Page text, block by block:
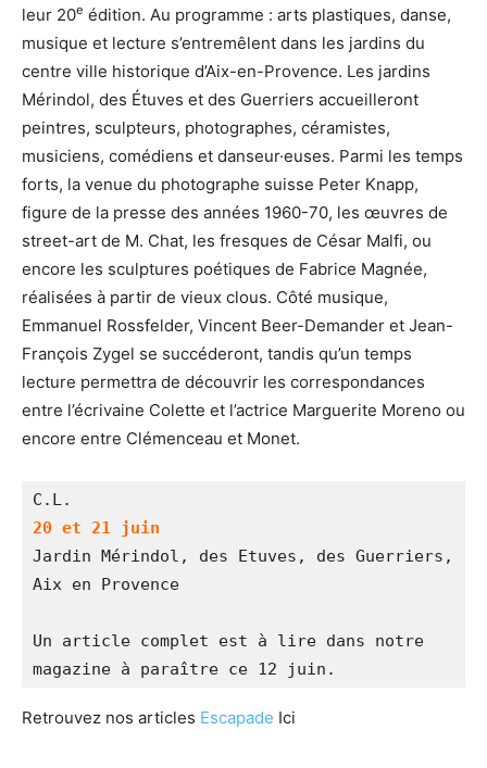
leur 20e édition. Au programme : arts plastiques, danse,
musique et lecture s’entremêlent dans les jardins du
centre ville historique d’Aix-en-Provence. Les jardins
Mérindol, des Étuves et des Guerriers accueilleront
peintres, sculpteurs, photographes, céramistes,
musiciens, comédiens et danseur·euses. Parmi les temps
forts, la venue du photographe suisse Peter Knapp,
figure de la presse des années 1960-70, les œuvres de
street-art de M. Chat, les fresques de César Malfi, ou
encore les sculptures poétiques de Fabrice Magnée,
réalisées à partir de vieux clous. Côté musique,
Emmanuel Rossfelder, Vincent Beer-Demander et Jean-
François Zygel se succéderont, tandis qu’un temps
lecture permettra de découvrir les correspondances
entre l’écrivaine Colette et l’actrice Marguerite Moreno ou
encore entre Clémenceau et Monet.
C.L.
20 et 21 juin
Jardin Mérindol, des Etuves, des Guerriers,
Aix en Provence
Un article complet est à lire dans notre
magazine à paraître ce 12 juin.
Retrouvez nos articles Escapade Ici